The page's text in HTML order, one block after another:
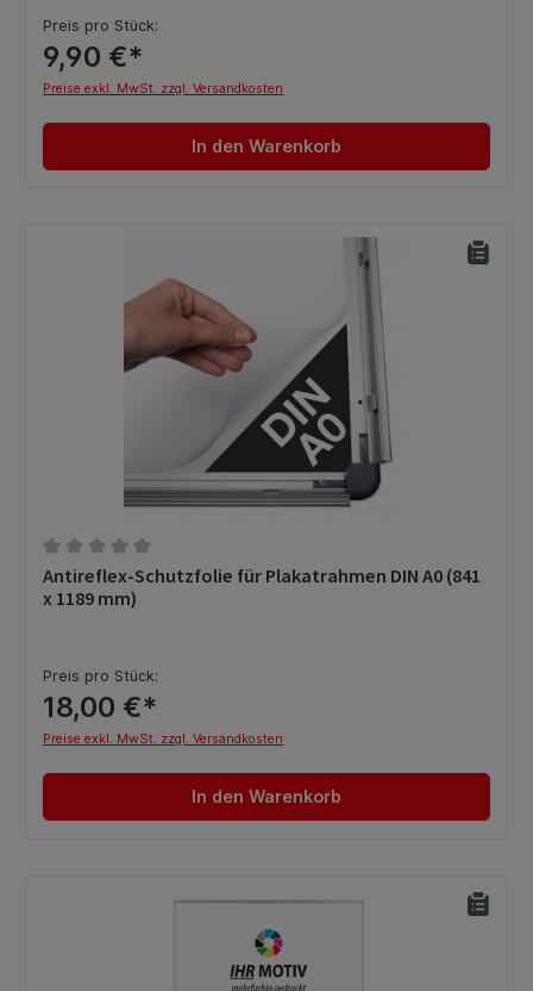
Preis pro Stück:
9,90 €*
Preise exkl. MwSt. zzgl. Versandkosten
In den Warenkorb
Durchschnittliche Bewertung von 0 von 5 Sternen
Antireflex-Schutzfolie für Plakatrahmen DIN A0 (841
x 1189 mm)
Preis pro Stück:
18,00 €*
Preise exkl. MwSt. zzgl. Versandkosten
In den Warenkorb